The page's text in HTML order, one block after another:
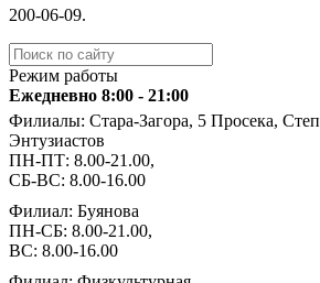
️200-06-09.
Режим работы
Ежедневно 8:00 - 21:00
Филиалы: Стара-Загора, 5 Просека,
Энтузиастов
ПН-ПТ: 8.00-21.00,
СБ-ВС: 8.00-16.00
Филиал: Буянова
ПН-СБ: 8.00-21.00,
ВС: 8.00-16.00